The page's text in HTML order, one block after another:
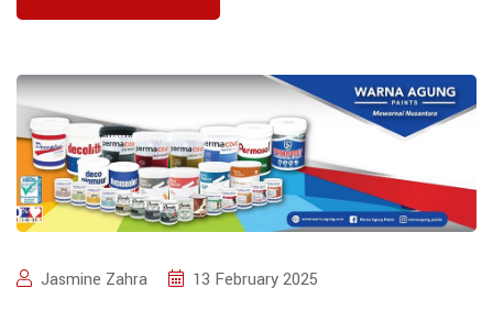
Jasmine Zahra 13 February 2025